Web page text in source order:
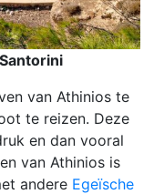
van Athinios te
te reizen. Deze
en dan vooral
van Athinios is
andere Egeïsche